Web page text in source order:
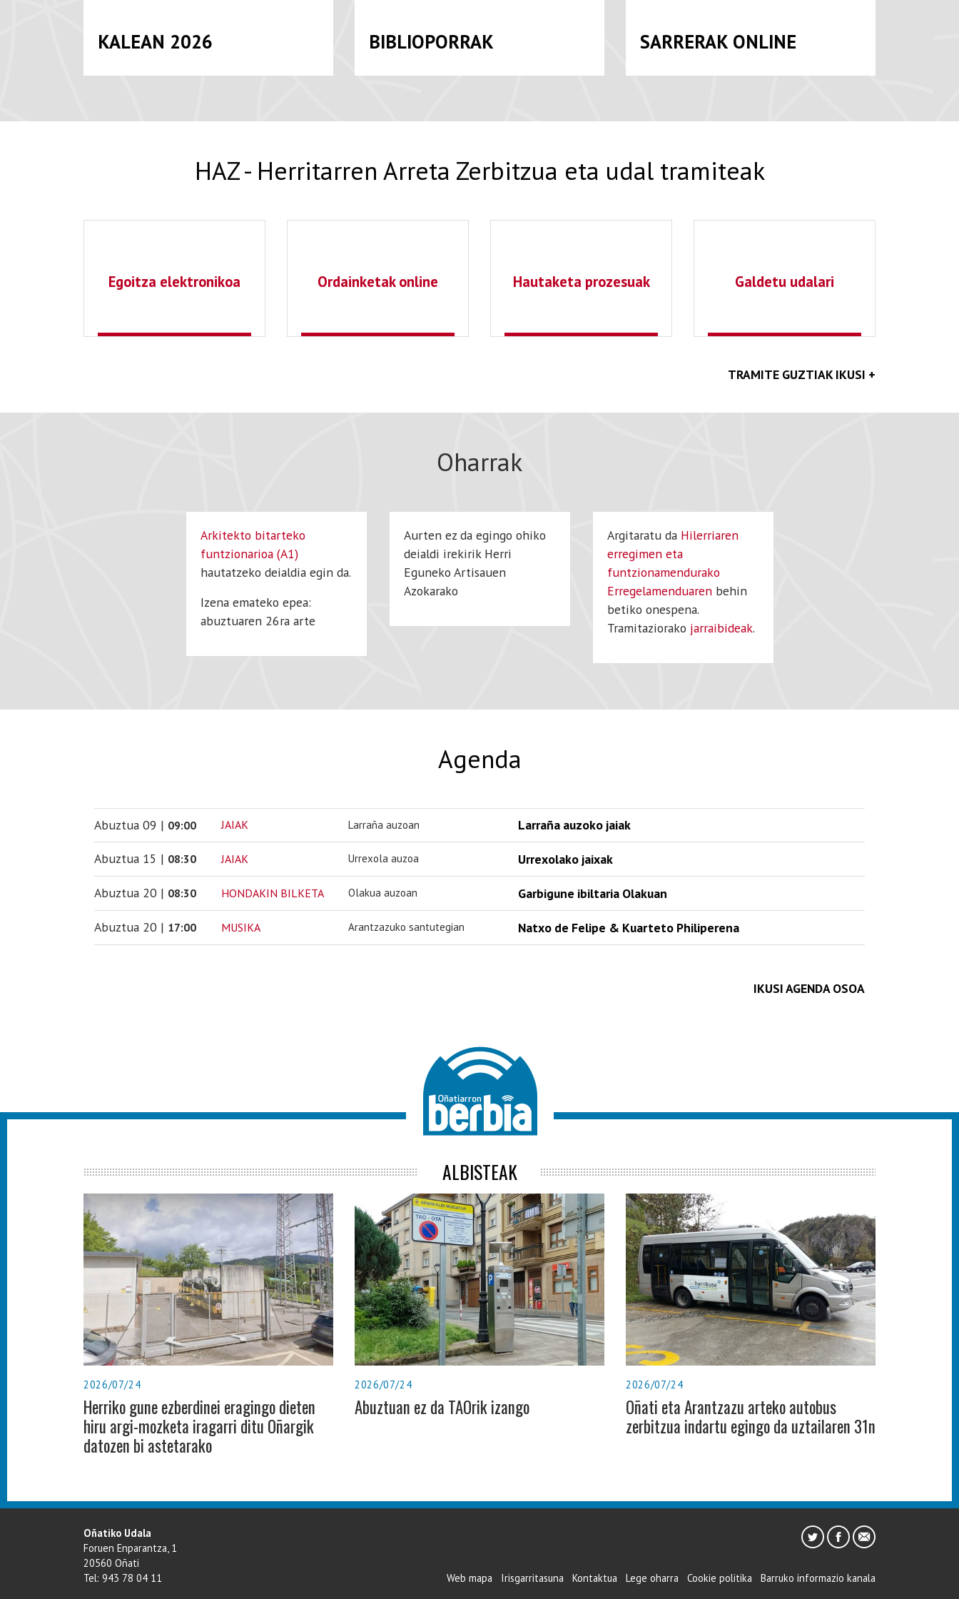
KALEAN 2026 BIBLIOPORRAK SARRERAK ONLINE
HAZ - Herritarren Arreta Zerbitzua eta udal tramiteak
Egoitza elektronikoa Ordainketak online Hautaketa prozesuak Galdetu udalari
TRAMITE GUZTIAK IKUSI +
Oharrak
Arkitekto bitarteko
funtzionarioa (A1)
hautatzeko deialdia egin da.
Izena emateko epea:
abuztuaren 26ra arte
Aurten ez da egingo ohiko
deialdi irekirik Herri
Eguneko Artisauen
Azokarako
Argitaratu da Hilerriaren
erregimen eta
funtzionamendurako
Erregelamenduarenbehin
betiko onespena.
Tramitaziorako jarraibideak.
Agenda
Abuztua 09 | 09:00 JAIAK Larraña auzoan Larraña auzoko jaiak
Abuztua 15 | 08:30 JAIAK Urrexola auzoa Urrexolako jaixak
Abuztua 20 | 08:30 HONDAKIN BILKETA Olakua auzoan Garbigune ibiltaria Olakuan
Abuztua 20 | 17:00 MUSIKA Arantzazuko santutegian Natxo de Felipe & Kuarteto Philiperena
IKUSI AGENDA OSOA
ALBISTEAK
2026/07/24
Herriko gune ezberdinei eragingo dieten
hiru argi-mozketa iragarri ditu Oñargik
datozen bi astetarako
2026/07/24
Abuztuan ez da TAOrik izango
2026/07/24
Oñati eta Arantzazu arteko autobus
zerbitzua indartu egingo da uztailaren 31n
Oñatiko Udala
Foruen Enparantza, 1
20560 Oñati
Tel: 943 78 04 11
Web mapa Irisgarritasuna Kontaktua Lege oharra Cookie politika Barruko informazio kanala